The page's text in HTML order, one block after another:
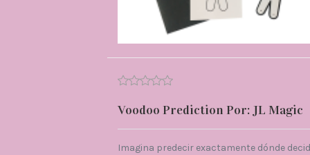
Voodoo Prediction Por: JL Magic
Imagina predecir exactamente dónde